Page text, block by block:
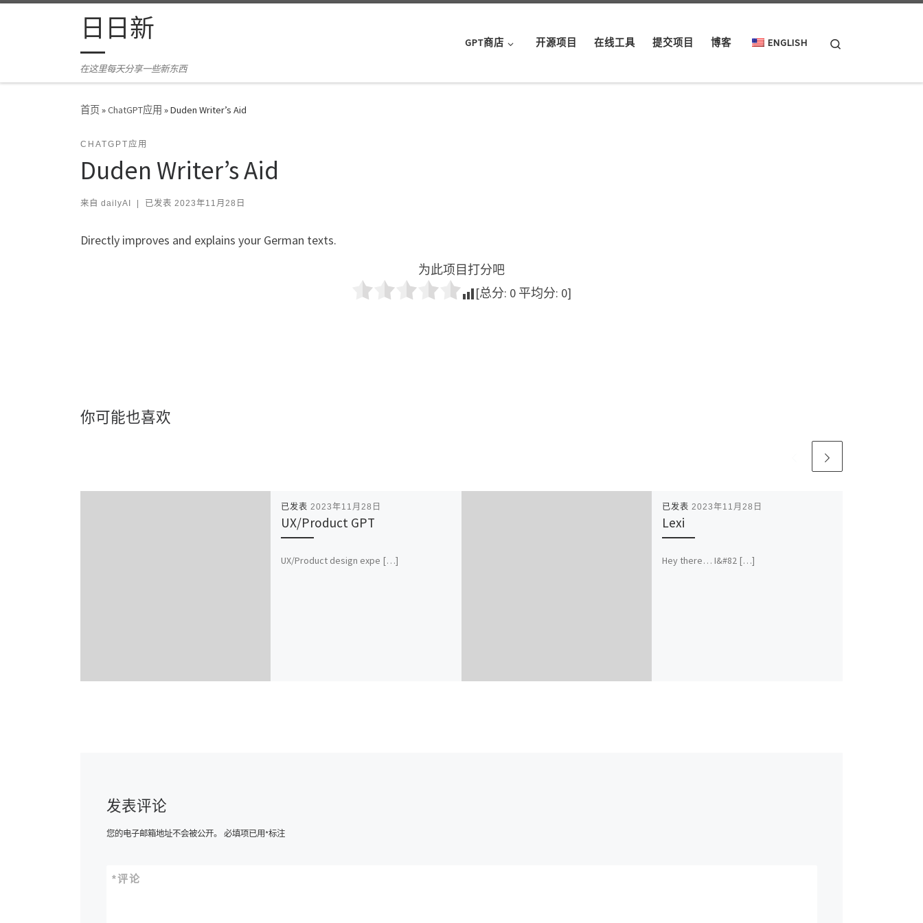
Skip to content日日新
在这里每天分享一些新东西
GPT商店 开源项目 在线工具 提交项目 博客 ENGLISH
首页»ChatGPT应用 »Duden Writer’s Aid
CHATGPT应用
Duden Writer’s Aid
来自 dailyAI 已发表 2023年11月28日
Directly improves and explains your German texts.
为此项目打分吧
[总分: 0 平均分: 0]
你可能也喜欢
已发表 2023年11月28日
UX/Product GPT
UX/Product design expe […]
已发表 2023年11月28日
Lexi
Hey there… I&#82 […]
发表评论
您的电子邮箱地址不会被公开。 必填项已用*标注
评论
*